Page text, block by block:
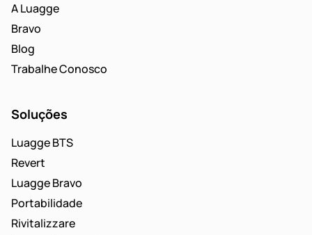
A Luagge
Bravo
Blog
Trabalhe Conosco
Soluções
Luagge BTS
Revert
Luagge Bravo
Portabilidade
Rivitalizzare